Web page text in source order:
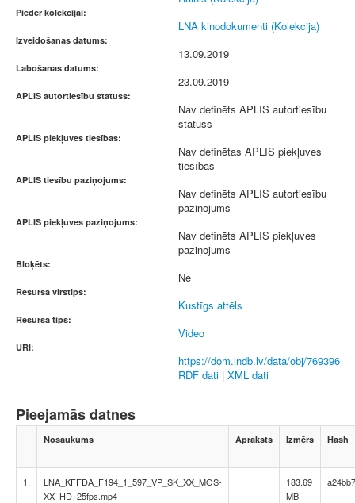
Pieder kolekcijai:
LNA kinodokumenti (Kolekcija)
Izveidošanas datums:
13.09.2019
Labošanas datums:
23.09.2019
APLIS autortiesību statuss:
Nav definēts APLIS autortiesību
statuss
APLIS piekļuves tiesības:
Nav definētas APLIS piekļuves
tiesības
APLIS tiesību paziņojums:
Nav definēts APLIS autortiesību
paziņojums
APLIS piekļuves paziņojums:
Nav definēts APLIS piekļuves
paziņojums
Bloķēts:
Nē
Resursa virstips:
Kustīgs attēls
Resursa tips:
Video
URI:
https://dom.lndb.lv/data/obj/769396
RDF dati | XML dati
Pieejamās datnes
Nosaukums Apraksts Izmērs Hash
1.
LNA_KFFDA_F194_1_597_VP_SK_XX_MOS-
XX_HD_25fps.mp4
183.69
MB